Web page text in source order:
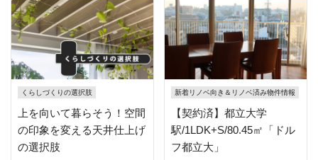
くらしづくりの選択肢
上を向いて暮らそう！空間
の印象を変える天井仕上げ
の選択肢
新着リノベ向き＆リノベ済み物件情報
【契約済】都立大学
駅/1LDK+S/80.45㎡「ドル
フ都立大」